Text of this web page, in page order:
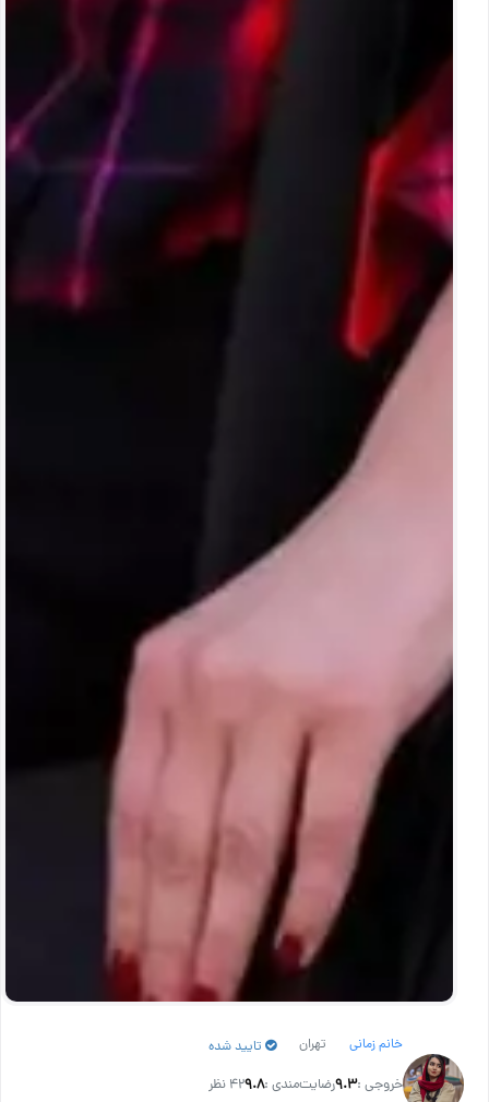
خانم زمانی تهران تایید شده
خروجی :۹.۳رضایت‌مندی :۹.۸42 نظر